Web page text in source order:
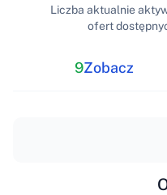
9Zobacz
Liczba aktualnie
ofert